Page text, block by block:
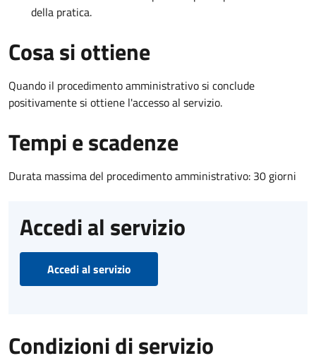
della pratica.
Cosa si ottiene
Quando il procedimento amministrativo si conclude
positivamente si ottiene l'accesso al servizio.
Tempi e scadenze
Durata massima del procedimento amministrativo: 30 giorni
Accedi al servizio
Accedi al servizio
Condizioni di servizio